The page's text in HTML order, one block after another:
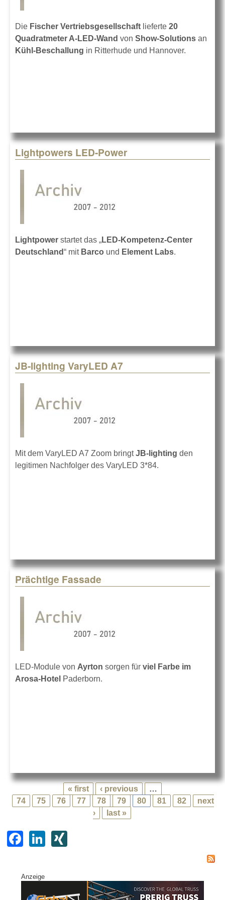
Die Fischer Vertriebsgesellschaft lieferte 20
Quadratmeter A-LED-Wand von Show-Solutions an
Kühl-Beschallung in Ritterhude und Hannover.
Lightpowers LED-Power
Lightpower startet das „LED-Kompetenz-Center
Deutschland“ mit Barco und Element Labs.
JB-lighting VaryLED A7
Mit dem VaryLED A7 Zoom bringtJB-lighting den
legitimen Nachfolger des VaryLED 3*84.
Prächtige Fassade
LED-Module von Ayrton sorgen für viel Farbe im
Arosa-Hotel Paderborn.
« first ‹ previous
…
74
75 76 77 78 79 80 81 82
next
›
last »
F
c
e
Li
e
Anzeige